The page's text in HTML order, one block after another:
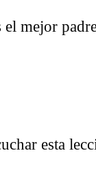
el mejor
esta